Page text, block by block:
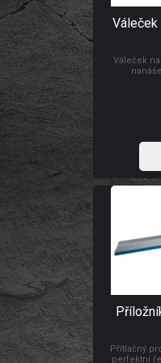
Váleček
Přítlačný
perfektní